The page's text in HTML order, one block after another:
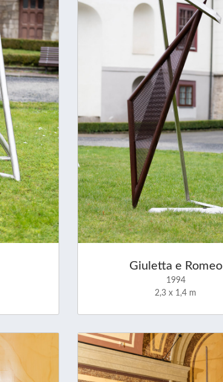
Giuletta e Romeo
1994
2,3 x 1,4 m